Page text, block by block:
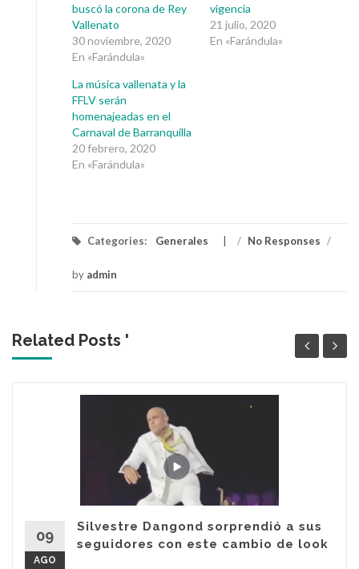
buscó la corona de Rey
Vallenato
30 noviembre, 2020
En «Farándula»
vigencia
21 julio, 2020
En «Farándula»
La música vallenata y la
FFLV serán
homenajeadas en el
Carnaval de Barranquilla
20 febrero, 2020
En «Farándula»
Categories: Generales / No Responses /
by admin
Related Posts '
09
AGO
Silvestre Dangond sorprendió a sus
seguidores con este cambio de look